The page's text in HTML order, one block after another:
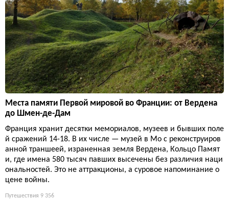
Места памяти Первой мировой во Франции: от Вердена
до Шмен-де-Дам
Франция хранит десятки мемориалов, музеев и бывших поле
й сражений 14-18. В их числе — музей в Мо с реконструиров
анной траншеей, израненная земля Вердена, Кольцо Памят
и, где имена 580 тысяч павших высечены без различия наци
ональностей. Это не аттракционы, а суровое напоминание о
цене войны.
Путешествия 9 356